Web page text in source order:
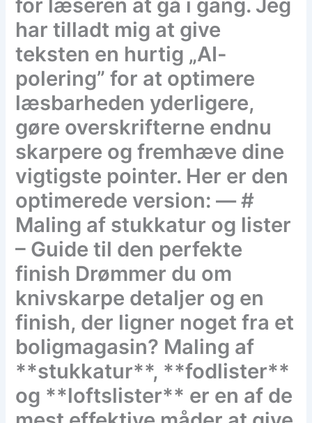
for læseren at gå i gang. Jeg
har tilladt mig at give
teksten en hurtig „AI-
polering” for at optimere
læsbarheden yderligere,
gøre overskrifterne endnu
skarpere og fremhæve dine
vigtigste pointer. Her er den
optimerede version: — #
Maling af stukkatur og lister
– Guide til den perfekte
finish Drømmer du om
knivskarpe detaljer og en
finish, der ligner noget fra et
boligmagasin? Maling af
**stukkatur**, **fodlister**
og **loftslister** er en af de